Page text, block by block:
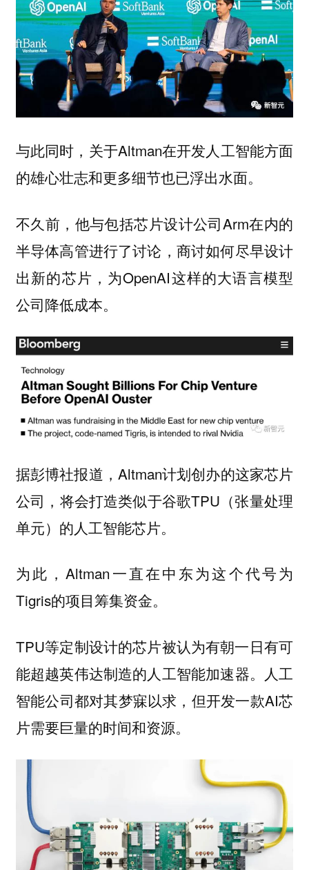
与此同时，关于Altman在开发人工智能方面
的雄心壮志和更多细节也已浮出水面。
不久前，他与包括芯片设计公司Arm在内的
半导体高管进行了讨论，商讨如何尽早设计
出新的芯片，为OpenAI这样的大语言模型
公司降低成本。
据彭博社报道，Altman计划创办的这家芯片
公司，将会打造类似于谷歌TPU（张量处理
单元）的人工智能芯片。
为此，Altman一直在中东为这个代号为
Tigris的项目筹集资金。
TPU等定制设计的芯片被认为有朝一日有可
能超越英伟达制造的人工智能加速器。人工
智能公司都对其梦寐以求，但开发一款AI芯
片需要巨量的时间和资源。